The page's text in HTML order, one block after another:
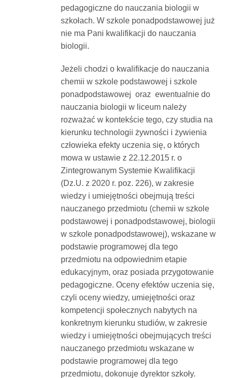
pedagogiczne do nauczania biologii w
szkołach. W szkole ponadpodstawowej już
nie ma Pani kwalifikacji do nauczania
biologii.
Jeżeli chodzi o kwalifikacje do nauczania
chemii w szkole podstawowej i szkole
ponadpodstawowej oraz ewentualnie do
nauczania biologii w liceum należy
rozważać w kontekście tego, czy studia na
kierunku technologii żywności i żywienia
człowieka efekty uczenia się, o których
mowa w ustawie z 22.12.2015 r. o
Zintegrowanym Systemie Kwalifikacji
(Dz.U. z 2020 r. poz. 226), w zakresie
wiedzy i umiejętności obejmują treści
nauczanego przedmiotu (chemii w szkole
podstawowej i ponadpodstawowej, biologii
w szkole ponadpodstawowej), wskazane w
podstawie programowej dla tego
przedmiotu na odpowiednim etapie
edukacyjnym, oraz posiada przygotowanie
pedagogiczne. Oceny efektów uczenia się,
czyli oceny wiedzy, umiejętności oraz
kompetencji społecznych nabytych na
konkretnym kierunku studiów, w zakresie
wiedzy i umiejętności obejmujących treści
nauczanego przedmiotu wskazane w
podstawie programowej dla tego
przedmiotu, dokonuje dyrektor szkoły.